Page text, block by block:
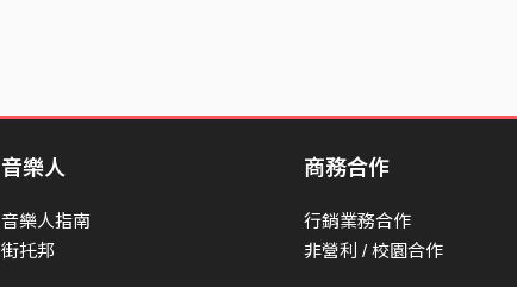
音樂人
音樂人指南
街托邦
商務合作
行銷業務合作
非營利 / 校園合作